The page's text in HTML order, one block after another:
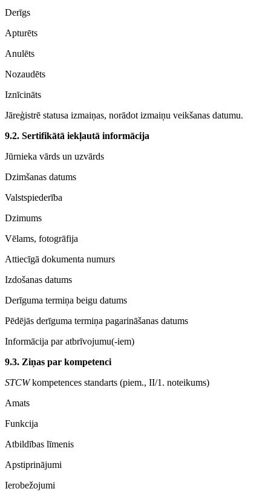
Derīgs
Apturēts
Anulēts
Nozaudēts
Iznīcināts
Jāreģistrē statusa izmaiņas, norādot izmaiņu veikšanas datumu.
9.2. Sertifikātā iekļautā informācija
Jūrnieka vārds un uzvārds
Dzimšanas datums
Valstspiederība
Dzimums
Vēlams, fotogrāfija
Attiecīgā dokumenta numurs
Izdošanas datums
Derīguma termiņa beigu datums
Pēdējās derīguma termiņa pagarināšanas datums
Informācija par atbrīvojumu(-iem)
9.3. Ziņas par kompetenci
STCWkompetences standarts (piem., II/1. noteikums)
Amats
Funkcija
Atbildības līmenis
Apstiprinājumi
Ierobežojumi